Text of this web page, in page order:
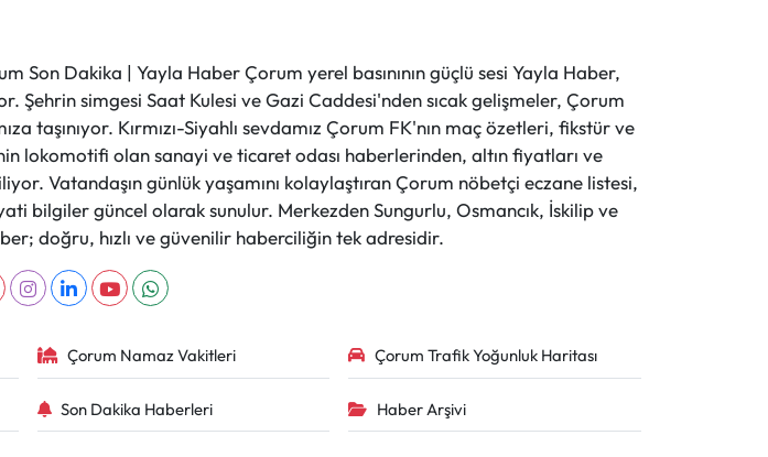
Dakika | Yayla Haber Çorum yerel basınının güçlü sesi Yayla Haber,
Şehrin simgesi Saat Kulesi ve Gazi Caddesi'nden sıcak gelişmeler, Çorum
taşınıyor. Kırmızı-Siyahlı sevdamız Çorum FK'nın maç özetleri, fikstür ve
lokomotifi olan sanayi ve ticaret odası haberlerinden, altın fiyatları ve
Vatandaşın günlük yaşamını kolaylaştıran Çorum nöbetçi eczane listesi,
bilgiler güncel olarak sunulur. Merkezden Sungurlu, Osmancık, İskilip ve
doğru, hızlı ve güvenilir haberciliğin tek adresidir.
Çorum Namaz Vakitleri Çorum Trafik Yoğunluk Haritası
Son Dakika Haberleri Haber Arşivi